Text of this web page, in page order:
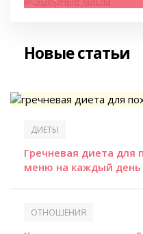
Новые статьи
ДИЕТЫ
Гречневая диета для
меню на каждый день
ОТНОШЕНИЯ